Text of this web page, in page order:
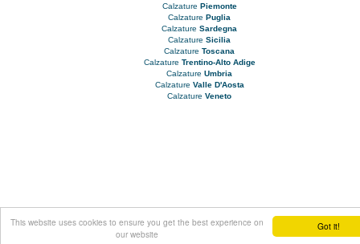
Got it!
This website uses cookies to ensure you get the best experience on
our website
Calzature Piemonte
Calzature Puglia
Calzature Sardegna
Calzature Sicilia
Calzature Toscana
Calzature Trentino-Alto Adige
Calzature Umbria
Calzature Valle D'Aosta
Calzature Veneto